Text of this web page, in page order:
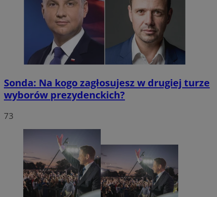
Sonda: Na kogo zagłosujesz w drugiej turze
wyborów prezydenckich?
73